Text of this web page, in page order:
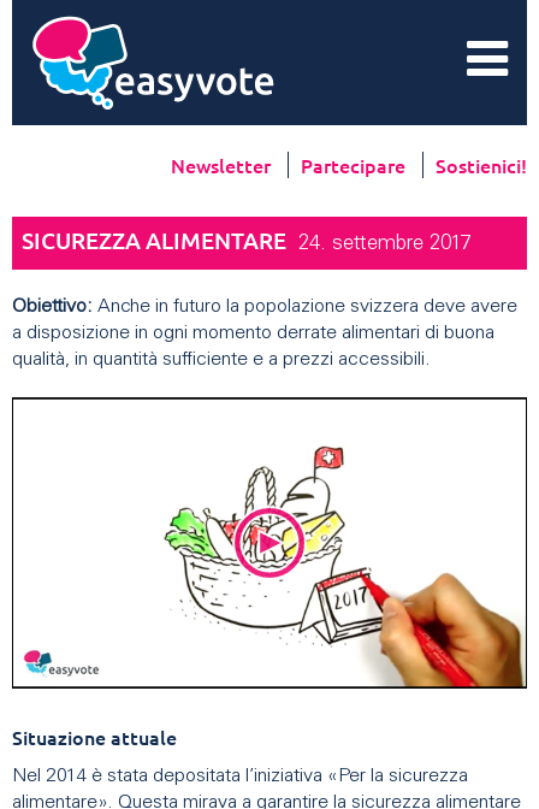
Newsletter Partecipare Sostienici!
SICUREZZA ALIMENTARE 24. settembre 2017
Obiettivo: Anche in futuro la popolazione svizzera deve avere
a disposizione in ogni momento derrate alimentari di buona
qualità, in quantità sufficiente e a prezzi accessibili.
Situazione attuale
Nel 2014 è stata depositata l’iniziativa «Per la sicurezza
alimentare». Questa mirava a garantire la sicurezza alimentare